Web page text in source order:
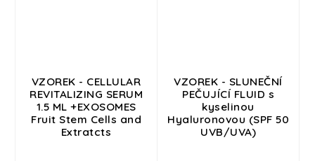
VZOREK - CELLULAR
REVITALIZING SERUM
1.5 ML +EXOSOMES
Fruit Stem Cells and
Extratcts
VZOREK - SLUNEČNÍ
PEČUJÍCÍ FLUID s
kyselinou
Hyaluronovou (SPF 50
UVB/UVA)